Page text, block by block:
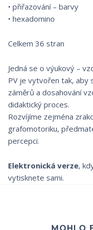
• přiřazování – barvy
• hexadomino
Celkem 36 stran
Jedná se o výukový –
PV je vytvořen tak, aby
záměrů a dosahování
didaktický proces.
Rozvíjíme zejména
grafomotoriku,
percepci.
Elektronická verze,
vytisknete sami.